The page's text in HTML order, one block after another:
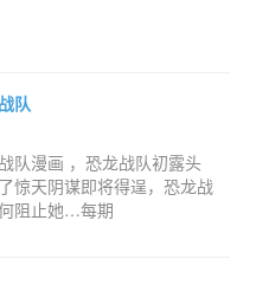
队
队漫画 ，恐龙战队初露头
惊天阴谋即将得逞，恐龙战
阻止她…每期